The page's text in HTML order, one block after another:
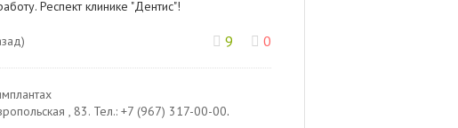
Респект клинике "Дентис"!
9 0
, 83. Тел.: +7 (967) 317-00-00.